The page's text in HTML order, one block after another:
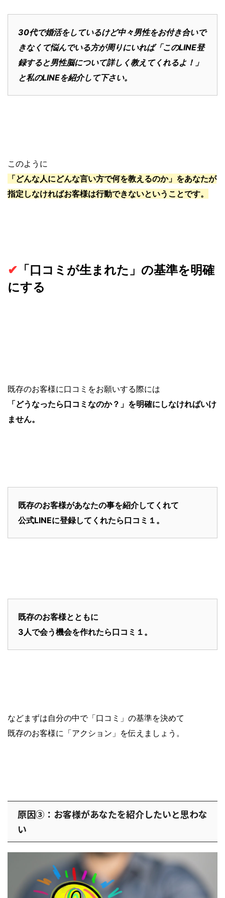
30代で婚活をしているけど中々男性をお付き合いで
きなくて悩んでいる方が周りにいれば「このLINE登
録すると男性脳について詳しく教えてくれるよ！」
と私のLINEを紹介して下さい。
このように
「どんな人にどんな言い方で何を教えるのか」をあなたが
指定しなければお客様は行動できないということです。
✔︎ 「口コミが生まれた」の基準を明確
にする
既存のお客様に口コミをお願いする際には
「どうなったら口コミなのか？」を明確にしなければいけ
ません。
既存のお客様があなたの事を紹介してくれて
公式LINEに登録してくれたら口コミ１。
既存のお客様とともに
3人で会う機会を作れたら口コミ１。
などまずは自分の中で「口コミ」の基準を決めて
既存のお客様に「アクション」を伝えましょう。
原因③：お客様があなたを紹介したいと思わな
い